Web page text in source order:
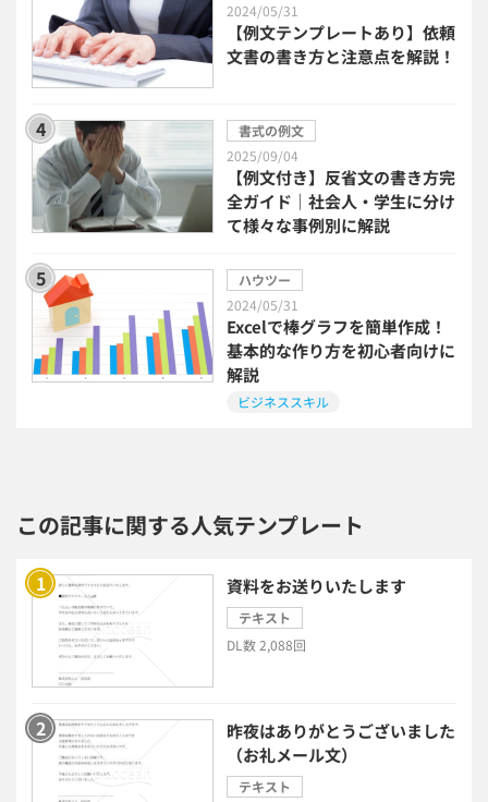
SFA・CRM クラウドPBX
グループウェア
モチベーション管理システム
リモートアクセスツール
電子請求書システム 人事評価システム
給与計算システム eラーニングシステム
労務管理システム 健康管理システム
電子契約システム 会計業務システム
2026年トレンド ビジネススキル
中小企業経営
2024/05/31
【例文テンプレートあり】依頼
文書の書き方と注意点を解説！
書式の例文
2025/09/04
【例文付き】反省文の書き方完
全ガイド｜社会人・学生に分け
て様々な事例別に解説
ハウツー
2024/05/31
Excelで棒グラフを簡単作成！
基本的な作り方を初心者向けに
解説
ビジネススキル
この記事に関する人気テンプレート
資料をお送りいたします
テキスト
DL数 2,088回
昨夜はありがとうございました
（お礼メール文）
テキスト